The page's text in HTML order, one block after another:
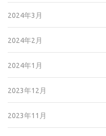
2024年3月
2024年2月
2024年1月
2023年12月
2023年11月